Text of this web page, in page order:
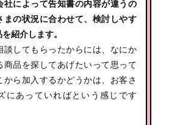
社によって告知書の内容が違うの
まの状況に合わせて、検討しやす
紹介します。
談してもらったからには、なにか
商品を探してあげたいって思って
から加入するかどうかは、お客さ
にあっていればという感じです